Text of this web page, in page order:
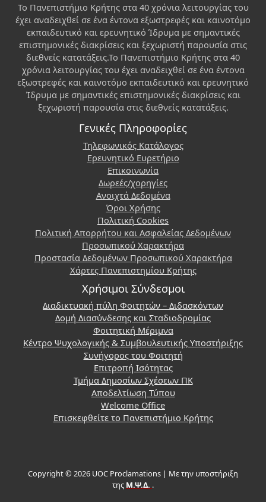
Το Πανεπιστήμιο Κρήτης στα 40 χρόνια λειτουργίας του
έχει αναδειχθεί σε ένα έντονα εξωστρεφές και καινοτόμο
εκπαιδευτικό και ερευνητικό Ίδρυμα με σημαντικές
επιστημονικές διακρίσεις και ξεχωριστή παρουσία στις
διεθνείς κατατάξεις.Το Πανεπιστήμιο Κρήτης στα 40
χρόνια λειτουργίας του έχει αναδειχθεί σε ένα έντονα
εξωστρεφές και καινοτόμο εκπαιδευτικό και ερευνητικό
Ίδρυμα με σημαντικές επιστημονικές διακρίσεις και
ξεχωριστή παρουσία στις διεθνείς κατατάξεις.
Γενικές Πληροφορίες
Τηλεφωνικός Κατάλογος
Ερευνητικό Ευρετήριο
Επικοινωνία
Δωρεές/χορηγίες
Ανοιχτά Δεδομένα
Όροι Χρήσης
Πολιτική Cookies
Πολιτική Απορρήτου και Ασφαλείας Δεδομένων
Προσωπικού Χαρακτήρα
Προστασία Δεδομένων Προσωπικού Χαρακτήρα
Χάρτες Πανεπιστημίου Κρήτης
Χρήσιμοι Σύνδεσμοι
Διαδικτυακή πύλη Φοιτητών – Διδασκόντων
Δομή Διασύνδεσης και Σταδιοδρομίας
Φοιτητική Μέριμνα
Κέντρο Ψυχολογικής & Συμβουλευτικής Υποστήριξης
Συνήγορος του Φοιτητή
Επιτροπή Ισότητας
Τμήμα Δημοσίων Σχέσεων ΠΚ
Αποδελτίωση Τύπου
Welcome Office
Επισκεφθείτε το Πανεπιστήμιο Κρήτης
Copyright © 2026 UOC Proclamations | Με την υποστήριξη
της Μ.Ψ.Δ. .